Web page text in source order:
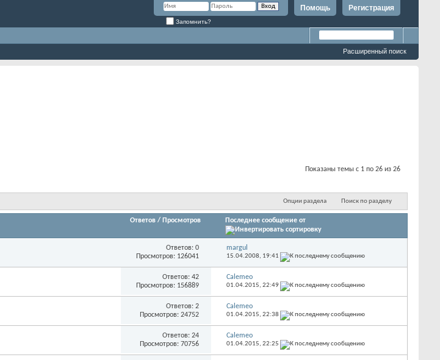
Регистрация
Помощь
Запомнить?
Расширенный поиск
Показаны темы с 1 по 26 из 26
Опции раздела Поиск по разделу
Ответов / Просмотров Последнее сообщение от
Ответов: 0
Просмотров: 126041
margul
15.04.2008, 19:41
Ответов: 42
Просмотров: 156889
Calemeo
01.04.2015, 22:49
Ответов: 2
Просмотров: 24752
Calemeo
01.04.2015, 22:38
Ответов: 24
Просмотров: 70756
Calemeo
01.04.2015, 22:25